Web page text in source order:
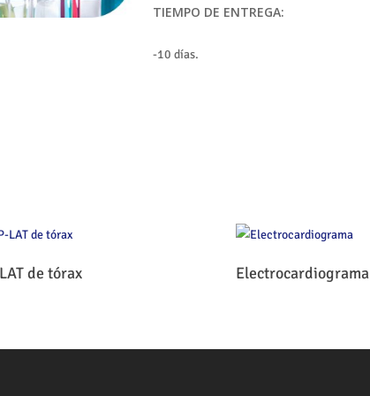
TIEMPO DE ENTREGA:
-10 días.
de tórax Electrocardiograma